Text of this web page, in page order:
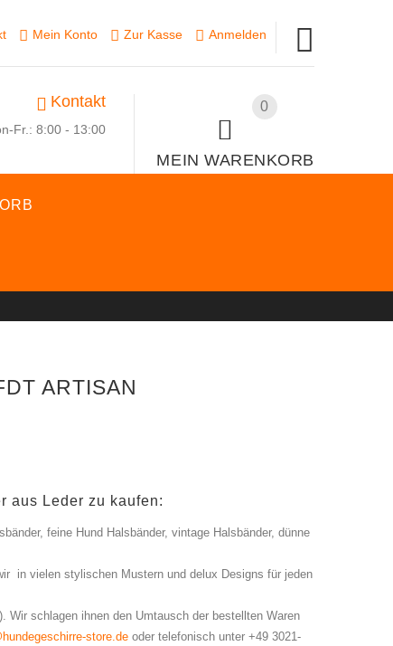
Mein Konto Zur Kasse Anmelden
0
MEIN WARENKORB
Kontakt
Fr.: 8:00 - 13:00
ARTISAN
aus Leder zu kaufen:
feine Hund Halsbänder, vintage Halsbänder, dünne
in vielen stylischen Mustern und delux Designs für jeden
Wir schlagen ihnen den Umtausch der bestellten Waren
store.deoder telefonisch unter +49 3021-